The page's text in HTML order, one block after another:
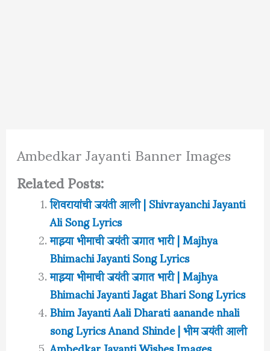
Ambedkar Jayanti Banner Images
Related Posts:
शिवरायांची जयंती आली | Shivrayanchi Jayanti
Ali Song Lyrics
माझ्या भीमाची जयंती जगात भारी | Majhya
Bhimachi Jayanti Song Lyrics
माझ्या भीमाची जयंती जगात भारी | Majhya
Bhimachi Jayanti Jagat Bhari Song Lyrics
Bhim Jayanti Aali Dharati aanande nhali
song Lyrics Anand Shinde | भीम जयंती आली